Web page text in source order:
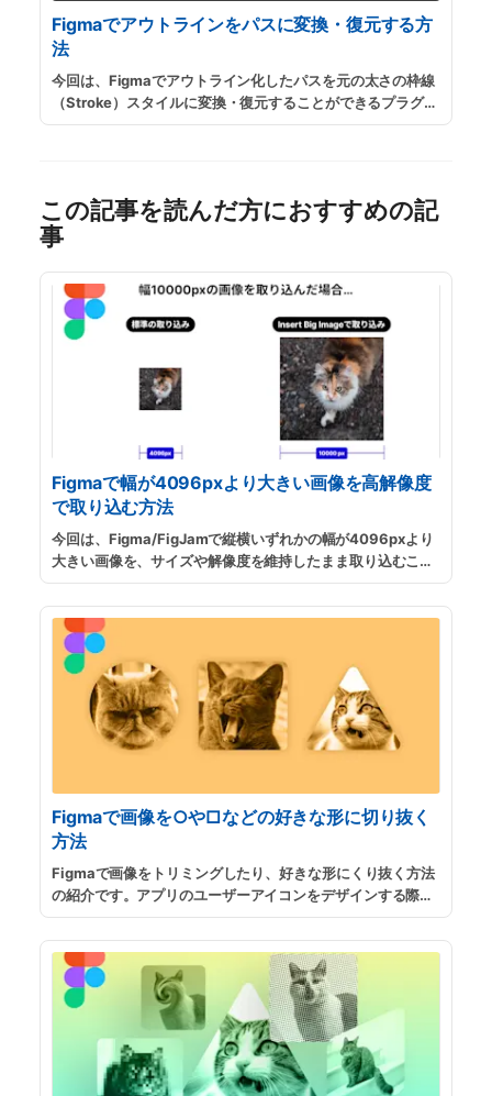
Figmaでアウトラインをパスに変換・復元する方
法
今回は、Figmaでアウトライン化したパスを元の太さの枠線
（Stroke）スタイルに変換・復元することができるプラグイ
ン「Outline to Single Stroke」を紹介します。線画のアイ
この記事を読んだ方におすすめの記
事
Figmaで幅が4096pxより大きい画像を高解像度
で取り込む方法
今回は、Figma/FigJamで縦横いずれかの幅が4096pxより
大きい画像を、サイズや解像度を維持したまま取り込むこと
ができるプラグイン「Insert Big Image」の使い方の紹介で
す。Webブラウザの全ページのキャプチャや、高解像度の画
像を分割せずに取り込みできます。
Figmaで画像を○や□などの好きな形に切り抜く
方法
Figmaで画像をトリミングしたり、好きな形にくり抜く方法
の紹介です。アプリのユーザーアイコンをデザインする際に
円形にくり抜いたり、WEBやスライド資料などに差し込む画
像の加工などに便利です。...続きを読む